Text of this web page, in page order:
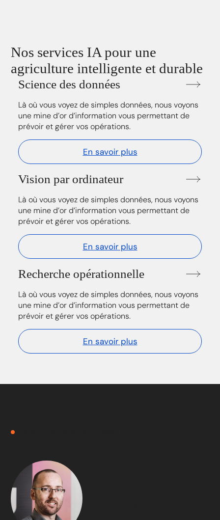
Nos services IA pour une
agriculture intelligente et durable
Science des données
Là où vous voyez de simples données, nous voyons
une mine d’or d’information vous permettant de
prévoir et gérer vos opérations.
En savoir plus
Vision par ordinateur
Là où vous voyez de simples données, nous voyons
une mine d’or d’information vous permettant de
prévoir et gérer vos opérations.
En savoir plus
Recherche opérationnelle
Là où vous voyez de simples données, nous voyons
une mine d’or d’information vous permettant de
prévoir et gérer vos opérations.
En savoir plus